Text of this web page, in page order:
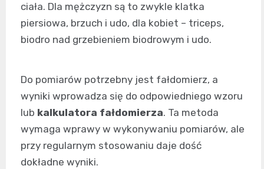
ciała. Dla mężczyzn są to zwykle klatka
piersiowa, brzuch i udo, dla kobiet – triceps,
biodro nad grzebieniem biodrowym i udo.
Do pomiarów potrzebny jest fałdomierz, a
wyniki wprowadza się do odpowiedniego wzoru
lub kalkulatora fałdomierza. Ta metoda
wymaga wprawy w wykonywaniu pomiarów, ale
przy regularnym stosowaniu daje dość
dokładne wyniki.